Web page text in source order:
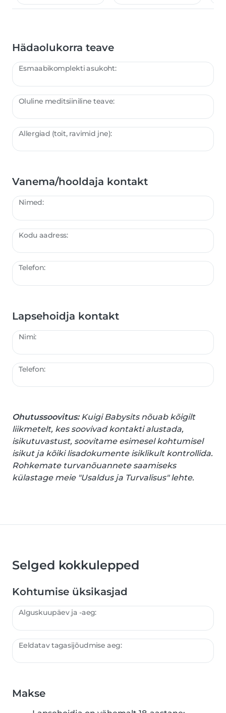
Hädaolukorra teave
Esmaabikomplekti asukoht:
Oluline meditsiiniline teave:
Allergiad (toit, ravimid jne):
Vanema/hooldaja kontakt
Nimed:
Kodu aadress:
Telefon:
Lapsehoidja kontakt
Nimi:
Telefon:
Ohutussoovitus:Kuigi Babysits nõuab kõigilt
liikmetelt, kes soovivad kontakti alustada,
isikutuvastust, soovitame esimesel kohtumisel
isikut ja kõiki lisadokumente isiklikult kontrollida.
Rohkemate turvanõuannete saamiseks
külastage meie "Usaldus ja Turvalisus" lehte.
Selged kokkulepped
Kohtumise üksikasjad
Alguskuupäev ja -aeg:
Eeldatav tagasijõudmise aeg:
Makse